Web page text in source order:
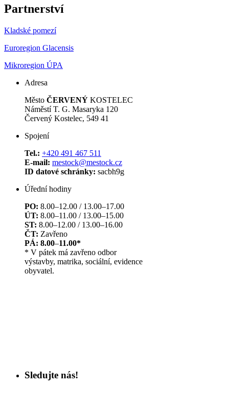
Partnerství
Kladské pomezí
Euroregion Glacensis
Mikroregion ÚPA
Adresa
Město ČERVENÝ KOSTELEC
Náměstí T. G. Masaryka 120
Červený Kostelec, 549 41
Spojení
Tel.: +420 491 467 511
E-mail: mestock@mestock.cz
ID datové schránky: sacbh9g
Úřední hodiny
PO: 8.00–12.00 / 13.00–17.00
ÚT: 8.00–11.00 / 13.00–15.00
ST: 8.00–12.00 / 13.00–16.00
ČT: Zavřeno
PÁ: 8.00–11.00*
* V pátek má zavřeno odbor
výstavby, matrika, sociální, evidence
obyvatel.
Sledujte nás!